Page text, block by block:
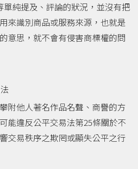
單純提及、評論的狀況，並沒有把
來識別商品或服務來源，也就是
意思，就不會有侵害商標權的問
附他人著名作品名聲、商譽的方
能違反公平交易法第25條關於不
交易秩序之欺罔或顯失公平之行